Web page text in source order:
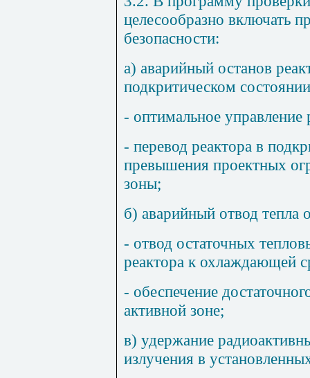
целесообразно включать
безопасности:
а) аварийный останов
подкритическом
- оптимальное управление
- перевод реактора в
превышения проектных
зоны;
б) аварийный отвод тепла
- отвод остаточных
реактора к охлаждающей
- обеспечение
активной зоне;
в) удержание
излучения в